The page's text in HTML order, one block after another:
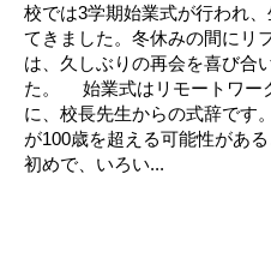
校では3学期始業式が行われ
てきました。冬休みの間にリ
は、久しぶりの再会を喜び合
た。 始業式はリモートワ
に、校長先生からの式辞です
が100歳を超える可能性があ
初めで、いろい...